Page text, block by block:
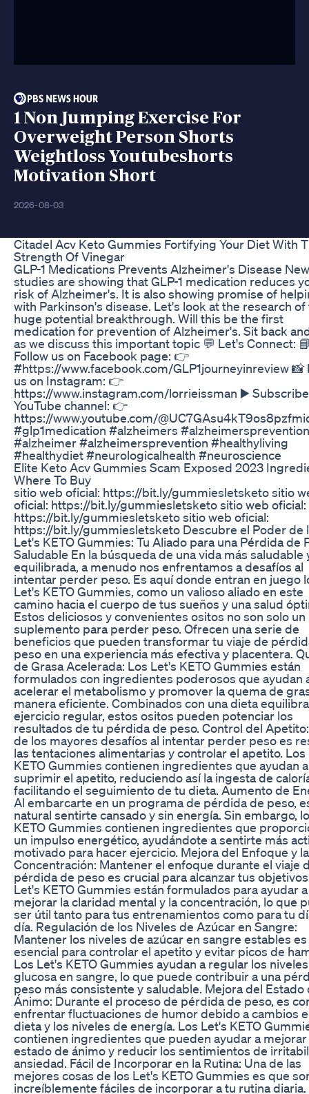
1 Non Jumping Exercise For
Overweight Person Shorts
Weightloss Youtubeshorts
Motivation Short
2026-08-03
Citadel Acv Keto Gummies Fortifying Your Diet With
Strength Of Vinegar
GLP-1 Medications Prevents Alzheimer's Disease New
studies are showing that GLP-1 medication reduces
risk of Alzheimer's. It is also showing promise of
with Parkinson's disease. Let's look at the research of
huge potential breakthrough. Will this be the first
medication for prevention of Alzheimer's. Sit back
as we discuss this important topic 💬 Let's Connect:
Follow us on Facebook page: 👉
#https://www.facebook.com/GLP1journeyinreview 📸
us on Instagram: 👉
https://www.instagram.com/lorrieissman ▶️
YouTube channel: 👉
https://www.youtube.com/
#glp1medication #alzheimers #alzheimersprevention
#alzheimer #alzheimersprevention #healthyliving
#healthydiet #neurologicalhealth #neuroscience
Elite Keto Acv Gummies Scam Exposed 2023
Where To Buy
sitio web oficial: https://bit.ly/gummiesletsketo sitio
oficial: https://bit.ly/gummiesletsketo sitio web oficial:
https://bit.ly/gummiesletsketo sitio web oficial:
https://bit.ly/gummiesletsketo Descubre el Poder de
Let's KETO Gummies: Tu Aliado para una Pérdida de
Saludable En la búsqueda de una vida más saludable
equilibrada, a menudo nos enfrentamos a desafíos al
intentar perder peso. Es aquí donde entran en juego
Let's KETO Gummies, como un valioso aliado en este
camino hacia el cuerpo de tus sueños y una salud
Estos deliciosos y convenientes ositos no son solo un
suplemento para perder peso. Ofrecen una serie de
beneficios que pueden transformar tu viaje de
peso en una experiencia más efectiva y placentera.
de Grasa Acelerada: Los Let's KETO Gummies están
formulados con ingredientes poderosos que ayudan
acelerar el metabolismo y promover la quema de
manera eficiente. Combinados con una dieta
ejercicio regular, estos ositos pueden potenciar los
resultados de tu pérdida de peso. Control del
de los mayores desafíos al intentar perder peso es
las tentaciones alimentarias y controlar el apetito. Los
KETO Gummies contienen ingredientes que ayudan a
suprimir el apetito, reduciendo así la ingesta de
facilitando el seguimiento de tu dieta. Aumento de
Al embarcarte en un programa de pérdida de peso,
natural sentirte cansado y sin energía. Sin embargo,
KETO Gummies contienen ingredientes que
un impulso energético, ayudándote a sentirte más
motivado para hacer ejercicio. Mejora del Enfoque y la
Concentración: Mantener el enfoque durante el viaje
pérdida de peso es crucial para alcanzar tus
Let's KETO Gummies están formulados para ayudar a
mejorar la claridad mental y la concentración, lo que
ser útil tanto para tus entrenamientos como para tu
día. Regulación de los Niveles de Azúcar en Sangre:
Mantener los niveles de azúcar en sangre estables es
esencial para controlar el apetito y evitar picos de
Los Let's KETO Gummies ayudan a regular los
glucosa en sangre, lo que puede contribuir a una
peso más consistente y saludable. Mejora del Estado
Ánimo: Durante el proceso de pérdida de peso, es
enfrentar fluctuaciones de humor debido a cambios
dieta y los niveles de energía. Los Let's KETO
contienen ingredientes que pueden ayudar a mejorar
estado de ánimo y reducir los sentimientos de
ansiedad. Fácil de Incorporar en la Rutina: Una de las
mejores cosas de los Let's KETO Gummies es que
increíblemente fáciles de incorporar a tu rutina diaria.